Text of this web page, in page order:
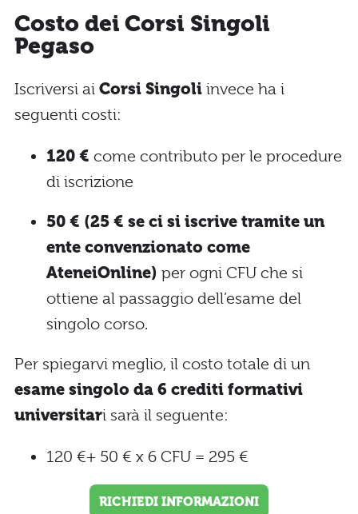
Costo dei Corsi Singoli
Pegaso
Iscriversi ai Corsi Singoli invece ha i
seguenti costi:
120 € come contributo per le procedure
di iscrizione
50 € (25 € se ci si iscrive tramite un
ente convenzionato come
AteneiOnline) per ogni CFU che si
ottiene al passaggio dell’esame del
singolo corso.
Per spiegarvi meglio, il costo totale di un
esame singolo da 6 crediti formativi
universitari sarà il seguente:
120 €+ 50 € x 6 CFU = 295 €
RICHIEDI INFORMAZIONI